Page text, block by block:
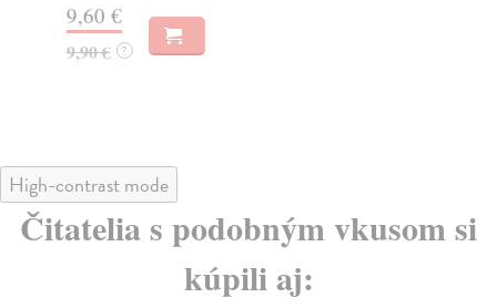
9,60 €
9,90 € ?
High-contrast mode
Čitatelia s podobným vkusom si
kúpili aj: